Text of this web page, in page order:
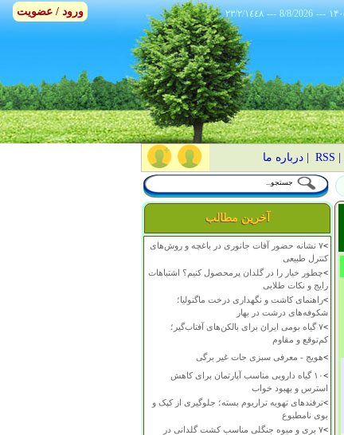
٢٣/٢/١٤٤٨ --- 8/8/2026 ---
RSS
|درباره ما
آخرین مطالب
>
۷ نشانه حضور آفات جانوری در باغچه و روش‌های
کنترل طبیعی
>چطور خیار را در گلدان پرمحصول کنیم؟ اشتباهات
رایج و نکات طلایی
>راهنمای کاشت و نگهداری درخت ماگنولیا؛
شکوفه‌های درشت در بهار
>
۷ گیاه بومی ایران برای بالکن‌های آفتاب‌گیر؛
کم‌توقع و مقاوم
>هویج - معرفی سبزی جات غیر برگی
>
۱۰ گیاه دارویی مناسب آپارتمان برای کاهش
استرس و بهبود خواب
>ترفندهای تهویه تراریوم بسته؛ جلوگیری از کپک و
بوی نامطبوع
>
۷ بری و میوه جنگلی مناسب کشت گلدانی در
ورود / عضویت